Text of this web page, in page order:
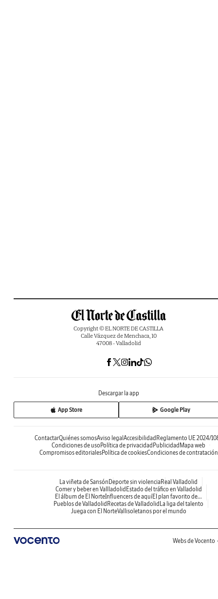
Copyright © EL NORTE DE CASTILLA
Calle Vázquez de Menchaca, 10
47008 - Valladolid
Descargar la app
App Store Google Play
ContactarQuiénes somosAviso legal Accesibilidad Reglamento UE 2024/
Condiciones de uso Política de privacidad Publicidad Mapa web
Compromisos editorialesPolítica de cookiesCondiciones de contratación
La viñeta de Sansón Deporte sin violencia Real Valladolid
Comer y beber en Vallladolid Estado del tráfico en Valladolid
El álbum de El NorteInfluencers de aquíEl plan favorito de...
Pueblos de Valladolid Recetas de Valladolid La liga del talento
Juega con El NorteVallisoletanos por el mundo
Webs de Vocento